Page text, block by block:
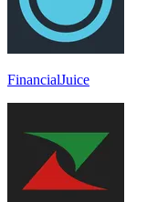
FinancialJuice